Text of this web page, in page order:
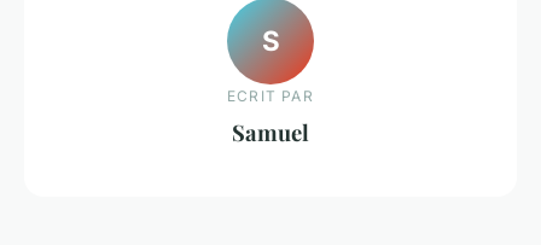
S
ECRIT PAR
Samuel